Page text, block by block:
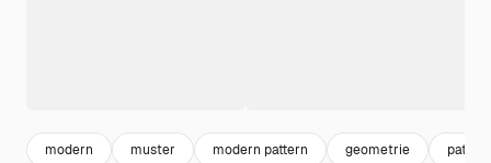
modern muster modern pattern geometrie pattern